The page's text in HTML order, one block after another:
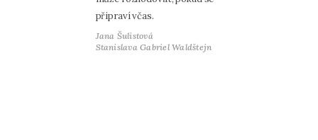
připraví včas.
Jana Šulistová
Stanislava Gabriel Waldštejn